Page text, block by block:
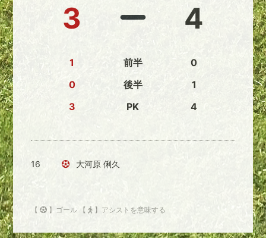
3
1
0
3
前半
後半
PK
4
0
1
4
16 大河原 俐久
【 】ゴール 【 】アシストを意味する